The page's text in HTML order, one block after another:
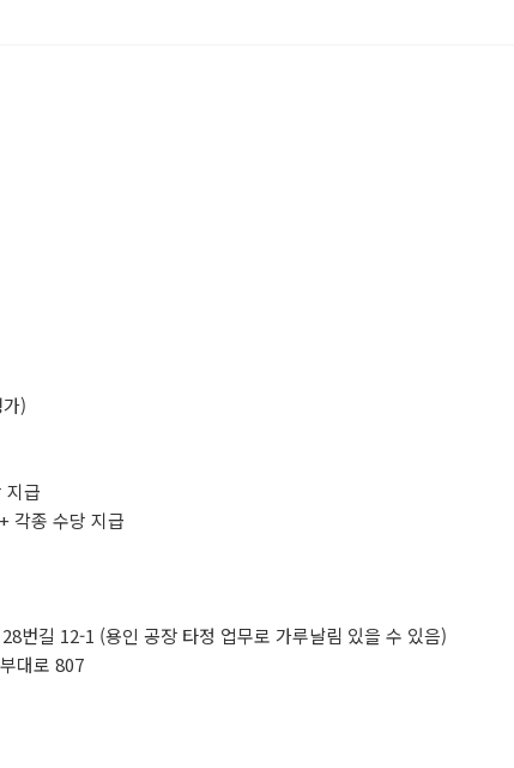
)
지급
각종 수당 지급
번길 12-1 (용인 공장 타정 업무로 가루날림 있을 수 있음)
대로 807